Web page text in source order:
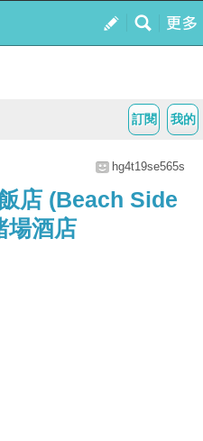
我的
訂閱
hg4t19se565s
店 (Beach Side
場酒店